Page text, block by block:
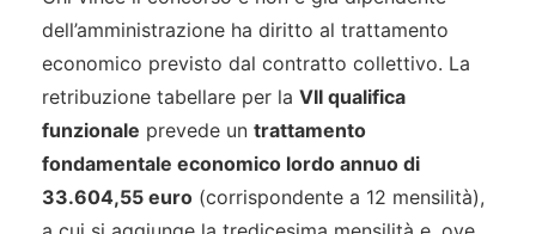
dell’amministrazione ha diritto al trattamento
economico previsto dal contratto collettivo. La
retribuzione tabellare per la VII qualifica
funzionale prevede un trattamento
fondamentale economico lordo annuo di
33.604,55 euro (corrispondente a 12 mensilità),